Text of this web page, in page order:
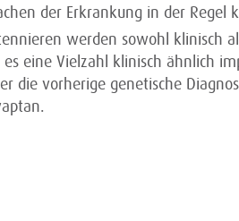
der Erkrankung in der Regel
werden sowohl klinisch
es eine Vielzahl klinisch ähnlich
die vorherige genetische